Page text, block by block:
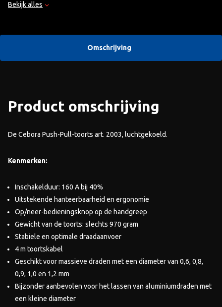
groot voordeel met mig lasdraden draden met een kleine diameter
(de 0.8 mm tip is op de toorts gemonteerd).
Bekijk alles
Omschrijving
Product omschrijving
De Cebora Push-Pull-toorts art. 2003, luchtgekoeld.
Kenmerken:
Inschakelduur: 160 A bij 40%
Uitstekende hanteerbaarheid en ergonomie
Op/neer-bedieningsknop op de handgreep
Gewicht van de toorts: slechts 970 gram
Stabiele en optimale draadaanvoer
4 m toortskabel
Geschikt voor massieve draden met een diameter van 0,6, 0,8,
0,9, 1,0 en 1,2 mm
Bijzonder aanbevolen voor het lassen van aluminiumdraden met
een kleine diameter